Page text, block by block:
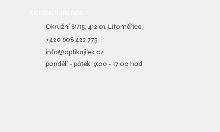
Okružní 81/15, 412 01, Litoměřice
+420 608 422 775
info@optikajilek.cz
pondělí - pátek: 9:00 - 17:00 hod.